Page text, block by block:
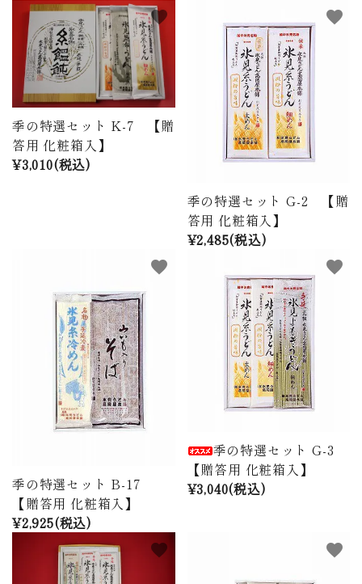
季の特選セット K-7 【贈
答用 化粧箱入】
¥3,010(税込)
favorite
季の特選セット G-2 【贈
答用 化粧箱入】
¥2,485(税込)
favorite
季の特選セット B-17
【贈答用 化粧箱入】
¥2,925(税込)
favorite
季の特選セット G-3
【贈答用 化粧箱入】
¥3,040(税込)
favorite
favorite favorite